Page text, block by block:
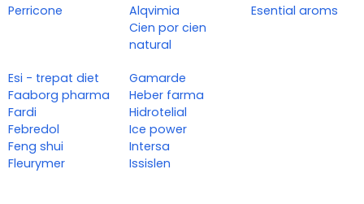
Perricone
Alqvimia
Cien por cien
natural
Esential aroms
Esi - trepat diet
Faaborg pharma
Fardi
Febredol
Feng shui
Fleurymer
Gamarde
Heber farma
Hidrotelial
Ice power
Intersa
Issislen